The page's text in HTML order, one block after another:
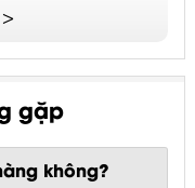
gặp
không?